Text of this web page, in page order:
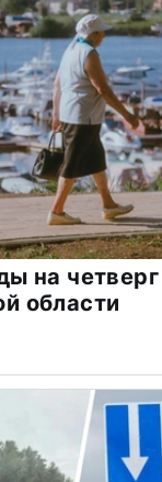
на четверг
области